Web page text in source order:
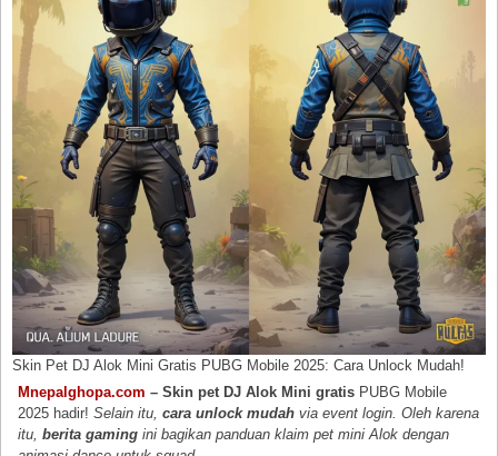
Skin Pet DJ Alok Mini Gratis PUBG Mobile 2025: Cara Unlock Mudah!
Mnepalghopa.com – Skin pet DJ Alok Mini gratis PUBG Mobile
2025 hadir!Selain itu,cara unlock mudah via event login. Oleh karena
itu,berita gaming ini bagikan panduan klaim pet mini Alok dengan